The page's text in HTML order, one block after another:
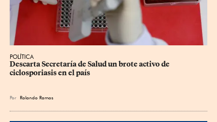
POLÍTICA
Descarta Secretaría de Salud un brote activo de
ciclosporiasis en el país
Por Rolando Ramos